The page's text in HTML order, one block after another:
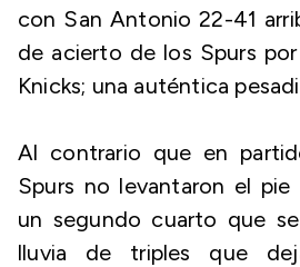
con San Antonio 22-41
de acierto de los Spurs
Knicks; una auténtica
Al contrario que en
Spurs no levantaron el
un segundo cuarto que
lluvia de triples que